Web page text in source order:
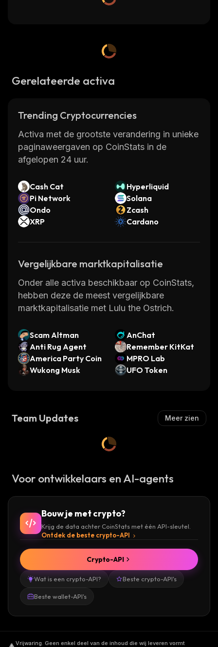
Gerelateerde activa
Trending Cryptocurrencies
Activa met de grootste verandering in unieke
paginaweergaven op CoinStats in de
afgelopen 24 uur.
Cash Cat
Hyperliquid
Pi Network
Solana
Ondo
Zcash
XRP
Cardano
Vergelijkbare marktkapitalisatie
Onder alle activa beschikbaar op CoinStats,
hebben deze de meest vergelijkbare
marktkapitalisatie met Lulu the Ostrich.
Scam Altman
AnChat
Anti Rug Agent
Remember KitKat
America Party Coin
MPRO Lab
Wukong Musk
UFO Token
Team Updates Meer zien
Voor ontwikkelaars en AI-agents
Bouw je met crypto?
Krijg de data achter CoinStats met één API-sleutel.
Ontdek de beste crypto-API
Wat is een crypto-API? Beste crypto-API's
Beste wallet-API's
Crypto-API
Vrijwaring. Geen enkel deel van de inhoud die wij leveren vormt